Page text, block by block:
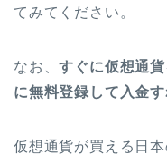
てみてください。
なお、すぐに仮想通
に無料登録して入金す
仮想通貨が買える日